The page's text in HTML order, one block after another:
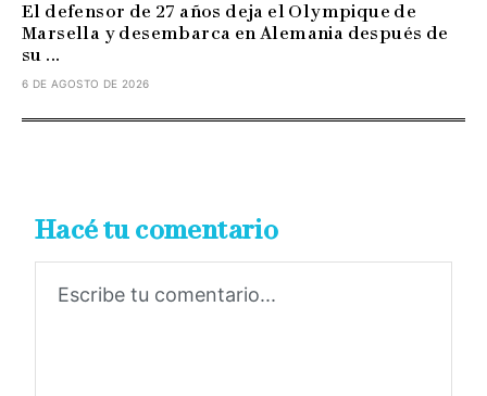
El defensor de 27 años deja el Olympique de
Marsella y desembarca en Alemania después de
su ...
6 DE AGOSTO DE 2026
Hacé tu comentario